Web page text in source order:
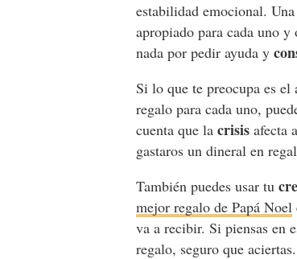
estabilidad emocional.
apropiado para cada uno
nada por pedir ayuda y
Si lo que te preocupa es el
regalo para cada uno,
cuenta que lacrisis afecta
gastaros un dineral en
También puedes usar tu
mejor regalo de Papá Noel
va a recibir. Si piensas en
regalo, seguro que aciertas.